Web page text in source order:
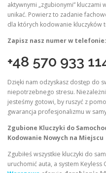
aktywnymi „zgubionymi”
unikać. Powierz to zadanie
dla których kodowanie kluczyków
Zapisz nasz numer w telefonie:
+48 570 933
Dzięki nam odzyskasz dostęp do
niepotrzebnego stresu.
jesteśmy gotowi, by ruszyć z
gwarancja profesjonalizmu w
Zgubione Kluczyki do
Kodowanie Nowych na Miejscu
Zgubiłeś wszystkie kluczyki do
uruchomić auta, a system Keyless